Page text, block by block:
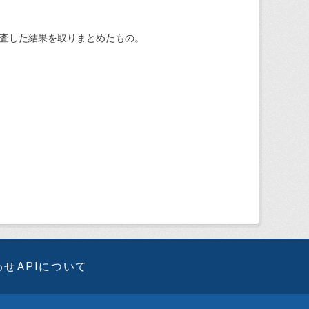
した結果を取りまとめたもの。
せAPIについて